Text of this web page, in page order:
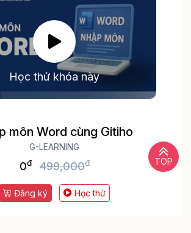
Học thử khóa này
môn Word cùng Gitiho
G-LEARNING
0đ 499,000đ
Đăng ký Học thử
TOP